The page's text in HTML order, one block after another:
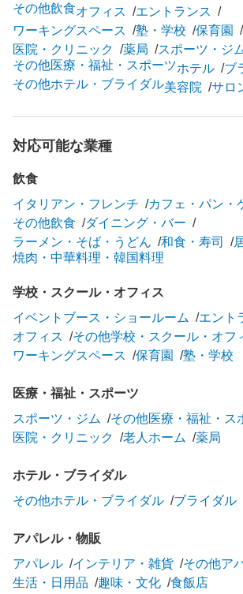
その他飲食オフィス
エントランス
ワーキングスペース
塾・学校
保育園
医院・クリニック
薬局
スポーツ・ジ
その他医療・福祉・スポーツホテル
ブ
その他ホテル・ブライダル美容院 サロ
対応可能な業種
飲食
イタリアン・フレンチ
カフェ・パン・
その他飲食
ダイニング・バー
ラーメン・そば・うどん
和食・寿司
焼肉・中華料理・韓国料理
学校・スクール・オフィス
イベントブース・ショールーム
エント
オフィス
その他学校・スクール・オフ
ワーキングスペース
保育園 塾・学校
医療・福祉・スポーツ
スポーツ・ジム
その他医療・福祉・ス
医院・クリニック
老人ホーム 薬局
ホテル・ブライダル
その他ホテル・ブライダル
ブライダル
アパレル・物販
アパレル
インテリア・雑貨
その他ア
生活・日用品
趣味・文化 食飯店